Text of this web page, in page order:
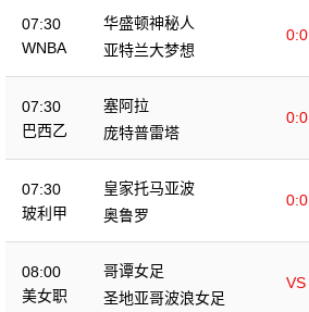
07:30
WNBA
华盛顿神秘人
0:0
亚特兰大梦想
07:30
巴西乙
塞阿拉
0:0
庞特普雷塔
07:30
玻利甲
皇家托马亚波
0:0
奥鲁罗
08:00
美女职
哥谭女足
VS
圣地亚哥波浪女足